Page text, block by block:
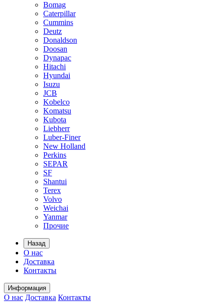
Bomag
Caterpillar
Cummins
Deutz
Donaldson
Doosan
Dynapac
Hitachi
Hyundai
Isuzu
JCB
Kobelco
Komatsu
Kubota
Liebherr
Luber-Finer
New Holland
Perkins
SEPAR
SF
Shantui
Terex
Volvo
Weichai
Yanmar
Прочие
Назад
О нас
Доставка
Контакты
Информация
О нас Доставка Контакты